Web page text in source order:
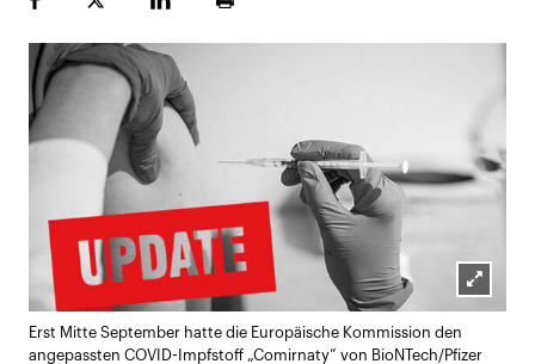
FacebookPlattformLinekdInSeite
Lightbox
öffnen
Erst Mitte September hatte die Europäische Kommission den
angepassten COVID-Impfstoff „Co­mirnaty” von BioNTech/Pfizer